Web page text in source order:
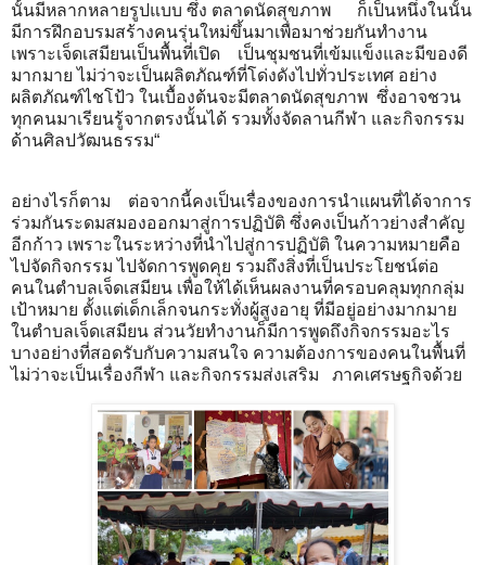
นั้นมีหลากหลายรูปแบบ ซึ่ง ตลาดนัดสุขภาพ ก็เป็นหนึ่งในนั้น
มีการฝึกอบรมสร้างคนรุ่นใหม่ขึ้นมาเพื่อมาช่วยกันทำงาน
เพราะเจ็ดเสมียนเป็นพื้นที่เปิด เป็นชุมชนที่เข้มแข็งและมีของดี
มากมาย ไม่ว่าจะเป็นผลิตภัณฑ์ที่โด่งดังไปทั่วประเทศ อย่าง
ผลิตภัณฑ์ไชโป้ว ในเบื้องต้นจะมีตลาดนัดสุขภาพ ซึ่งอาจชวน
ทุกคนมาเรียนรู้จากตรงนั้นได้ รวมทั้งจัดลานกีฬา และกิจกรรม
ด้านศิลปวัฒนธรรม“
อย่างไรก็ตาม ต่อจากนี้คงเป็นเรื่องของการนำแผนที่ได้จาการ
ร่วมกันระดมสมองออกมาสู่การปฏิบัติ ซึ่งคงเป็นก้าวย่างสำคัญ
อีกก้าว เพราะในระหว่างที่นำไปสู่การปฏิบัติ ในความหมายคือ
ไปจัดกิจกรรม ไปจัดการพูดคุย รวมถึงสิ่งที่เป็นประโยชน์ต่อ
คนในตำบลเจ็ดเสมียน เพื่อให้ได้เห็นผลงานที่ครอบคลุมทุกกลุ่ม
เป้าหมาย ตั้งแต่เด็กเล็กจนกระทั่งผู้สูงอายุ ที่มีอยู่อย่างมากมาย
ในตำบลเจ็ดเสมียน ส่วนวัยทำงานก็มีการพูดถึงกิจกรรมอะไร
บางอย่างที่สอดรับกับความสนใจ ความต้องการของคนในพื้นที่
ไม่ว่าจะเป็นเรื่องกีฬา และกิจกรรมส่งเสริม ภาคเศรษฐกิจด้วย